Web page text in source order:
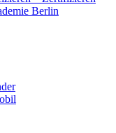
Berlin